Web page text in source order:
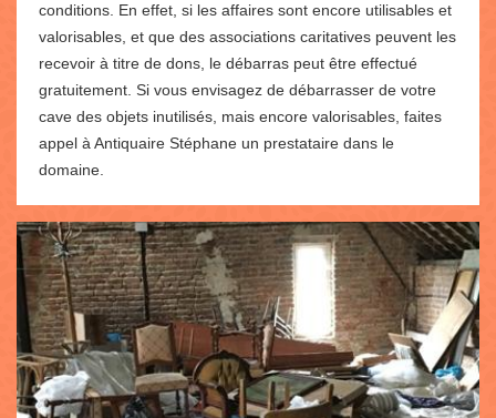
conditions. En effet, si les affaires sont encore utilisables et
valorisables, et que des associations caritatives peuvent les
recevoir à titre de dons, le débarras peut être effectué
gratuitement. Si vous envisagez de débarrasser de votre
cave des objets inutilisés, mais encore valorisables, faites
appel à Antiquaire Stéphane un prestataire dans le
domaine.